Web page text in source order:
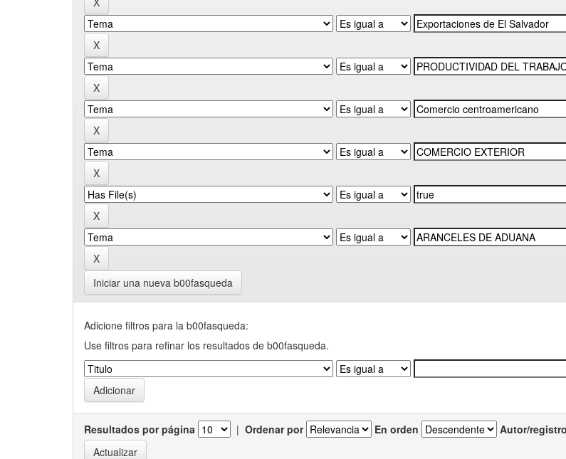
Iniciar una nueva b00fasqueda
Adicione filtros para la b00fasqueda:
Use filtros para refinar los resultados de b00fasqueda.
Resultados por página | Ordenar por En orden Autor/registro